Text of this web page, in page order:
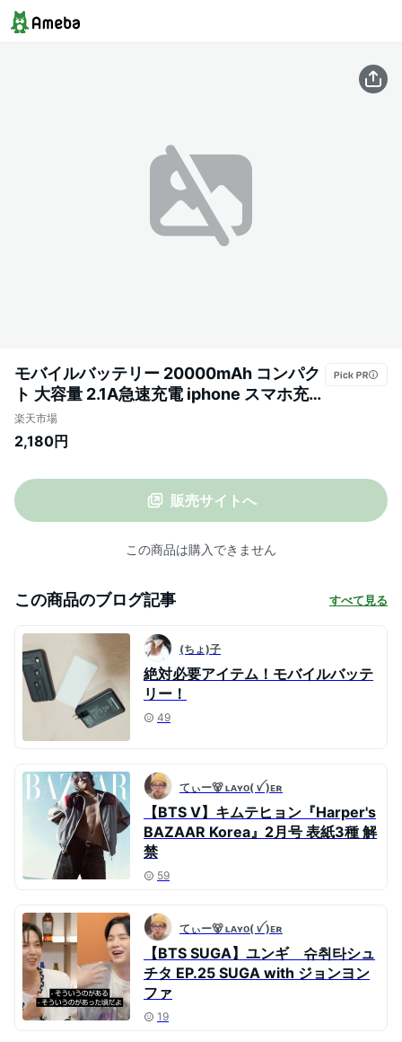
モバイルバッテリー 20000mAh コンパク
ト 大容量 2.1A急速充電 iphone スマホ充電
器 type-c タイプc蓄電 より増量 コンパク
ト 軽量 残量表示 懐中電灯 便利グッズ 旅行
iPhone/Android各種対応
楽天市場
2,180円
販売サイトへ
この商品は購入できません
この商品のブログ記事 すべて見る
(ちょ)子
絶対必要アイテム！モバイルバッテ
リー！
49
てぃー🐻 ʟᴀʏᴏ( ꪜ )ᴇʀ
【BTS V】キムテヒョン『Harper's
BAZAAR Korea』2月号 表紙3種 解
禁
59
てぃー🐻 ʟᴀʏᴏ( ꪜ )ᴇʀ
【BTS SUGA】ユンギ 슈취타シュ
チタ EP.25 SUGA with ジョンヨン
ファ
19